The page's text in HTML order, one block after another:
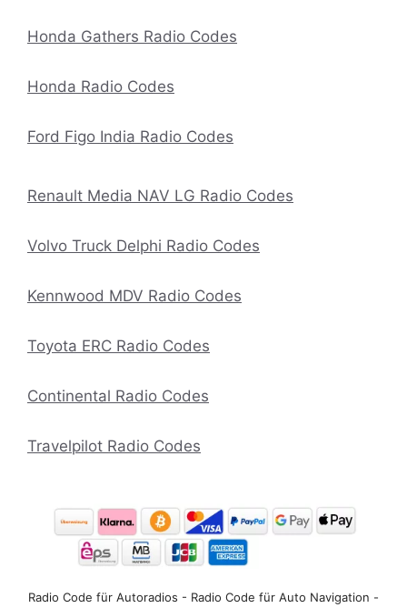
Honda Gathers Radio Codes
Honda Radio Codes
Ford Figo India Radio Codes
Renault Media NAV LG Radio Codes
Volvo Truck Delphi Radio Codes
Kennwood MDV Radio Codes
Toyota ERC Radio Codes
Continental Radio Codes
Travelpilot Radio Codes
Radio Code für Autoradios - Radio Code für Auto Navigation -